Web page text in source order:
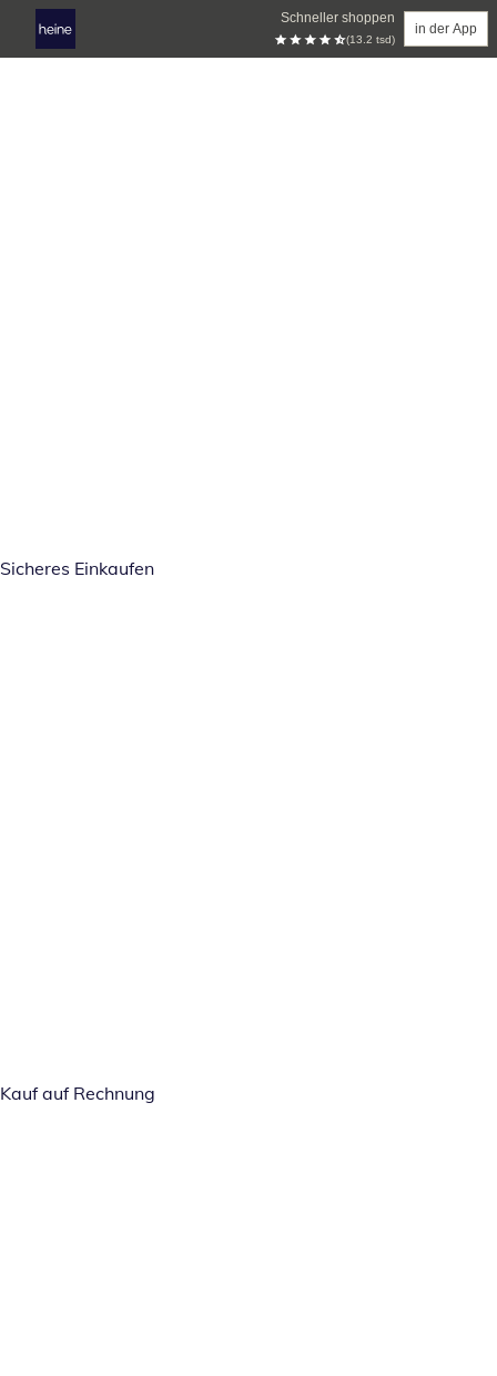
Schneller shoppen
(13.2 tsd)
in der App
Sicheres Einkaufen
Kauf auf Rechnung